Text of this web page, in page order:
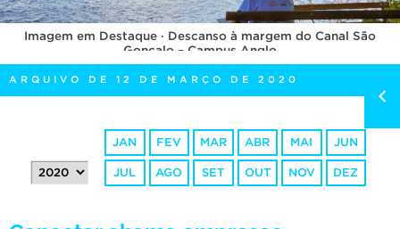
INTERNACIONAL
OUVIDORIA
PORTARIAS
TELEFONES
Imagem em Destaque · Descanso à margem do Canal São
Gonçalo – Campus Anglo
ARQUIVO DE 12 DE MARÇO DE 2020
JAN FEV MAR ABR MAI JUN
JUL AGO SET OUT NOV DEZ